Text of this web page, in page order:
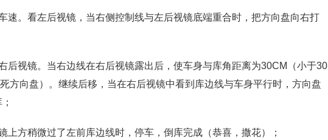
速。看左后视镜，当右侧控制线与左后视镜底端重合时，把方向盘向右打
后视镜。当右边线在右后视镜露出后，使车身与库角距离为30CM（小于30
方向盘）。继续后移，当在右后视镜中看到库边线与车身平行时，方向盘
上方稍微过了左前库边线时，停车，倒库完成（恭喜，撒花）；